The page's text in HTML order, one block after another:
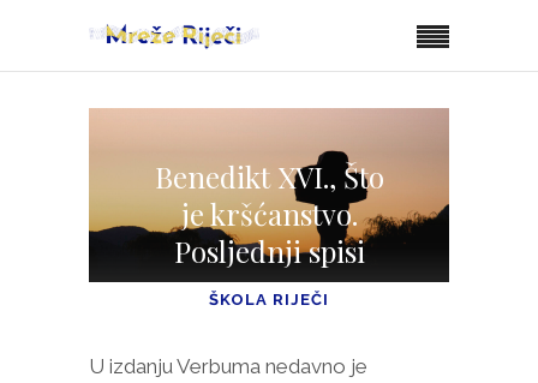
Benedikt XVI., Što
je kršćanstvo.
Posljednji spisi
ŠKOLA RIJEČI
U izdanju Verbuma nedavno je